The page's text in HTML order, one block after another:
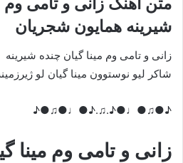
شیرینه همایون شجریان
زانی و تامی وم مینا گیان چنده
شاکر لیو نوستوون مینا گیان لو
♪●♫●♩●♪.♫.♪●♩●♫●♪
زانی و تامی وم مینا